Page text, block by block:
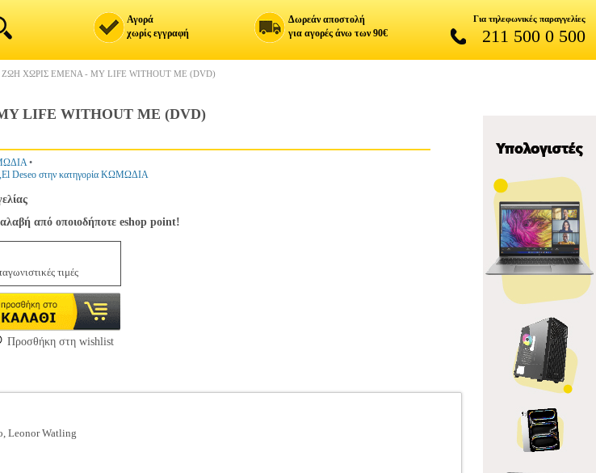
Αγορά
χωρίς εγγραφή
Δωρεάν αποστολή
για αγορές άνω των 90€
Για τηλεφωνικές παραγγελίες
211 500 0 500
ΖΩΗ ΧΩΡΙΣ ΕΜΕΝΑ - MY LIFE WITHOUT ME (DVD)
LIFE WITHOUT ME (DVD)
•
Deseo στην κατηγορία ΚΩΜΩΔΙΑ
από οποιοδήποτε eshop point!
τιμές
Προσθήκη στη wishlist
Leonor Watling